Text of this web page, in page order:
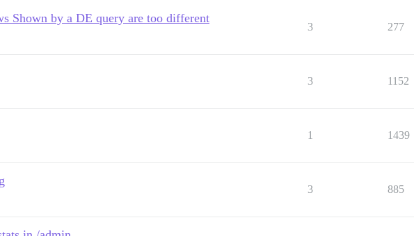
Shown by a DE query are too different
3 277
3 1152
1 1439
3 885